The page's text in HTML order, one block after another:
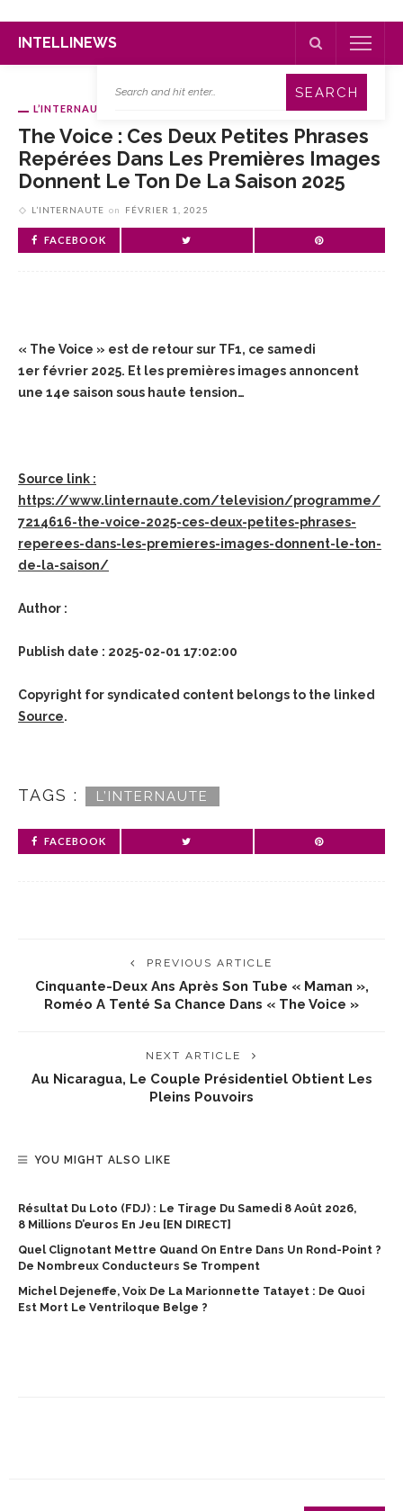
INTELLINEWS
L’INTERNAUTE
The Voice : Ces Deux Petites Phrases
Repérées Dans Les Premières Images
Donnent Le Ton De La Saison 2025
L’INTERNAUTE on FÉVRIER 1, 2025
FACEBOOK
« The Voice » est de retour sur TF1, ce samedi
1er février 2025. Et les premières images annoncent
une 14e saison sous haute tension…
Source link :
https://www.linternaute.com/television/programme/
7214616-the-voice-2025-ces-deux-petites-phrases-
reperees-dans-les-premieres-images-donnent-le-ton-
de-la-saison/
Author :
Publish date : 2025-02-01 17:02:00
Copyright for syndicated content belongs to the linked
Source.
TAGS : L’INTERNAUTE
FACEBOOK
PREVIOUS ARTICLE
Cinquante-Deux Ans Après Son Tube « Maman »,
Roméo A Tenté Sa Chance Dans « The Voice »
NEXT ARTICLE
Au Nicaragua, Le Couple Présidentiel Obtient Les
Pleins Pouvoirs
YOU MIGHT ALSO LIKE
Résultat Du Loto (FDJ) : Le Tirage Du Samedi 8 Août 2026,
8 Millions D’euros En Jeu [EN DIRECT]
Quel Clignotant Mettre Quand On Entre Dans Un Rond-Point ?
De Nombreux Conducteurs Se Trompent
Michel Dejeneffe, Voix De La Marionnette Tatayet : De Quoi
Est Mort Le Ventriloque Belge ?